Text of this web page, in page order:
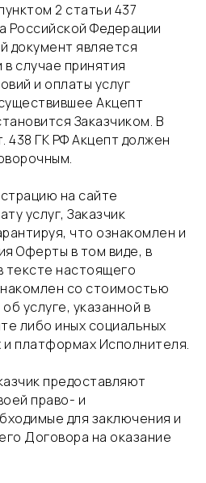
2 статьи 437
Российской Федерации
документ является
случае принятия
и оплаты услуг
Акцепт
Заказчиком. В
438 ГК РФ Акцепт должен
на сайте
услуг, Заказчик
что ознакомлен и
Оферты в том виде, в
тексте настоящего
со стоимостью
услуге, указанной в
либо иных социальных
платформах Исполнителя.
предоставляют
право- и
для заключения и
Договора на оказание